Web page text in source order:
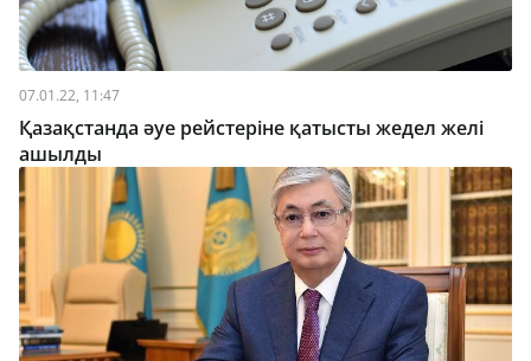
07.01.22, 11:47
​Қазақстанда әуе рейстеріне қатысты жедел желі
ашылды